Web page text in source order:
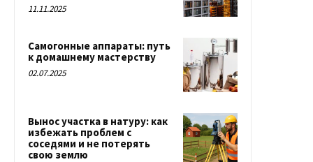
11.11.2025
Самогонные аппараты: путь
к домашнему мастерству
02.07.2025
Вынос участка в натуру: как
избежать проблем с
соседями и не потерять
свою землю